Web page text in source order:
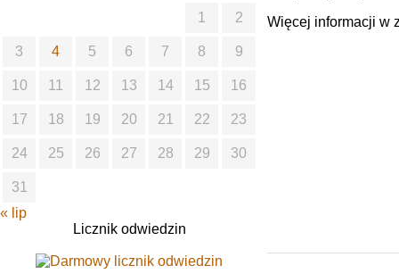
Więcej informacji w
1 2
3 4 5 6 7 8 9
10 11 12 13 14 15 16
17 18 19 20 21 22 23
24 25 26 27 28 29 30
31
« lip
Licznik odwiedzin